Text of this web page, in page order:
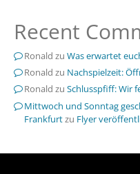
Recent
Ronald zu Was erwartet
Ronald zu Nachspielzeit:
Ronald zu Schlusspfiff: Wir
Mittwoch und Sonntag
Frankfurtzu Flyer